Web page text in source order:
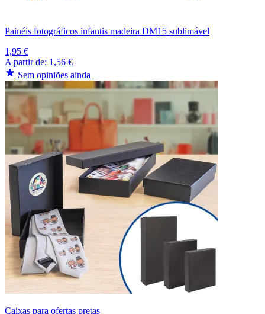
Painéis fotográficos infantis madeira DM15 sublimável
1,95 €
A partir de: 1,56 €
Sem opiniões ainda
Caixas para ofertas pretas